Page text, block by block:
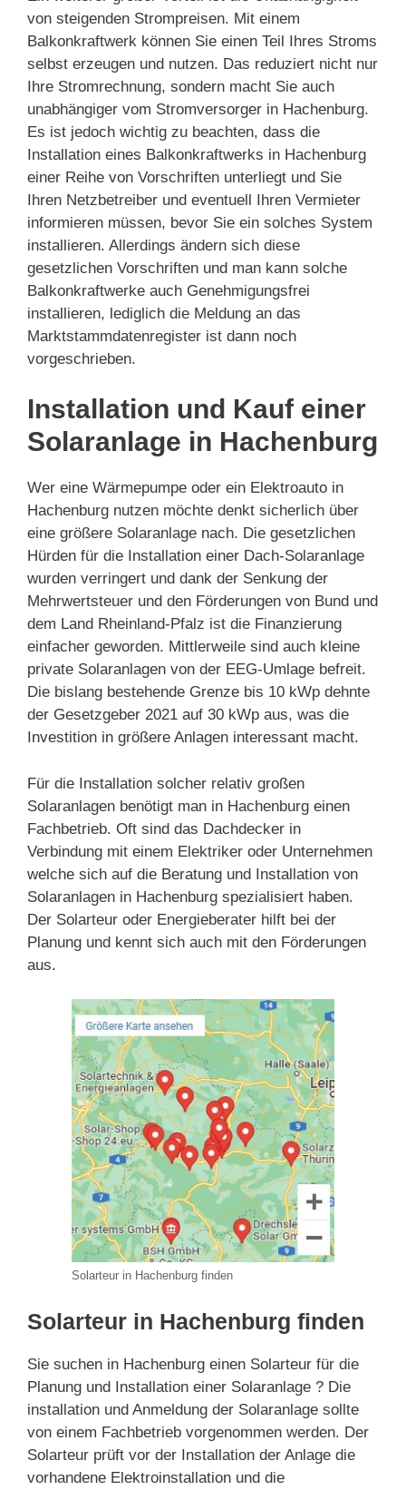
von steigenden Strompreisen. Mit einem
Balkonkraftwerk können Sie einen Teil Ihres Stroms
selbst erzeugen und nutzen. Das reduziert nicht nur
Ihre Stromrechnung, sondern macht Sie auch
unabhängiger vom Stromversorger in Hachenburg.
Es ist jedoch wichtig zu beachten, dass die
Installation eines Balkonkraftwerks in Hachenburg
einer Reihe von Vorschriften unterliegt und Sie
Ihren Netzbetreiber und eventuell Ihren Vermieter
informieren müssen, bevor Sie ein solches System
installieren. Allerdings ändern sich diese
gesetzlichen Vorschriften und man kann solche
Balkonkraftwerke auch Genehmigungsfrei
installieren, lediglich die Meldung an das
Marktstammdatenregister ist dann noch
vorgeschrieben.
Installation und Kauf einer
Solaranlage in Hachenburg
Wer eine Wärmepumpe oder ein Elektroauto in
Hachenburg nutzen möchte denkt sicherlich über
eine größere Solaranlage nach. Die gesetzlichen
Hürden für die Installation einer Dach-Solaranlage
wurden verringert und dank der Senkung der
Mehrwertsteuer und den Förderungen von Bund und
dem Land Rheinland-Pfalz ist die Finanzierung
einfacher geworden. Mittlerweile sind auch kleine
private Solaranlagen von der EEG-Umlage befreit.
Die bislang bestehende Grenze bis 10 kWp dehnte
der Gesetzgeber 2021 auf 30 kWp aus, was die
Investition in größere Anlagen interessant macht.
Für die Installation solcher relativ großen
Solaranlagen benötigt man in Hachenburg einen
Fachbetrieb. Oft sind das Dachdecker in
Verbindung mit einem Elektriker oder Unternehmen
welche sich auf die Beratung und Installation von
Solaranlagen in Hachenburg spezialisiert haben.
Der Solarteur oder Energieberater hilft bei der
Planung und kennt sich auch mit den Förderungen
aus.
Solarteur in Hachenburg finden
Solarteur in Hachenburg finden
Sie suchen in Hachenburg einen Solarteur für die
Planung und Installation einer Solaranlage ? Die
installation und Anmeldung der Solaranlage sollte
von einem Fachbetrieb vorgenommen werden. Der
Solarteur prüft vor der Installation der Anlage die
vorhandene Elektroinstallation und die